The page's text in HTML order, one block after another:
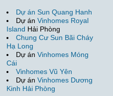
Dự án Sun Quang Hanh
Dự án Vinhomes Royal
Island Hải Phòng
Chung Cư Sun Bãi Cháy
Hạ Long
Dự án Vinhomes Móng
Cái
Vinhomes Vũ Yên
Dự án Vinhomes Dương
Kinh Hải Phòng